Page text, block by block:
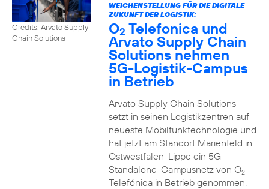
Credits: Arvato Supply
Chain Solutions
WEICHENSTELLUNG FÜR DIE DIGITALE
ZUKUNFT DER LOGISTIK:
O2 Telefonica und
Arvato Supply Chain
Solutions nehmen
5G-Logistik-Campus
in Betrieb
Arvato Supply Chain Solutions
setzt in seinen Logistikzentren auf
neueste Mobilfunktechnologie und
hat jetzt am Standort Marienfeld in
Ostwestfalen-Lippe ein 5G-
Standalone-Campusnetz von O2
Telefónica in Betrieb genommen.